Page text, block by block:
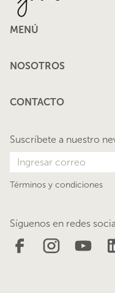
MENÚ
Nosotros
Blog
NOSOTROS
CONTACTO
Suscríbete a nuestro
Términos y condiciones
Síguenos en redes